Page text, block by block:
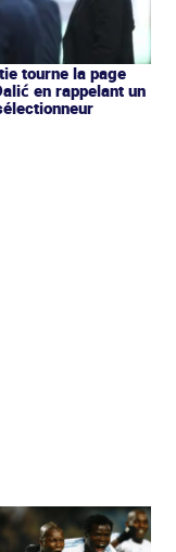
tourne la page
en rappelant un